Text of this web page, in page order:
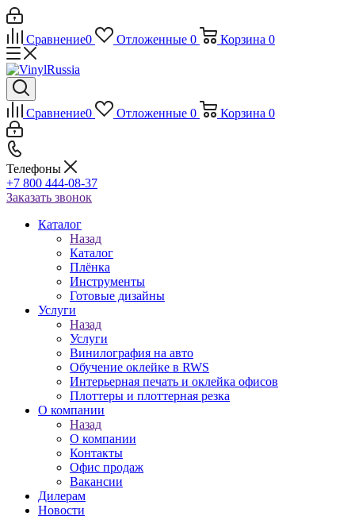
Сравнение0 Отложенные 0 Корзина 0
Сравнение0 Отложенные 0 Корзина 0
Телефоны
+7 800 444-08-37
Заказать звонок
Каталог
Назад
Каталог
Плёнка
Инструменты
Готовые дизайны
Услуги
Назад
Услуги
Винилография на авто
Обучение оклейке в RWS
Интерьерная печать и оклейка офисов
Плоттеры и плоттерная резка
О компании
Назад
О компании
Контакты
Офис продаж
Вакансии
Дилерам
Новости